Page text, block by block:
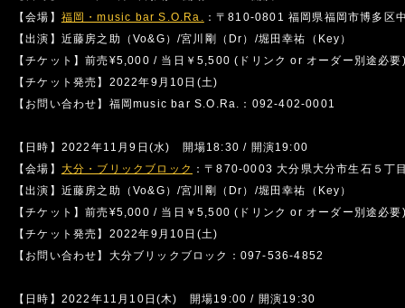
【会場】 福岡・music bar S.O.Ra. ：〒810-0801 福岡県福岡市博多区
【出演】近藤房之助（Vo&G）/宮川剛（Dr）/堀田幸祐（Key）
【チケット】前売¥5,000 / 当日￥5,500 (ドリンク or オーダー別途必要
【チケット発売】2022年9月10日(土)
【お問い合わせ】福岡music bar S.O.Ra.：092-402-0001
【日時】2022年11月9日(水) 開場18:30 / 開演19:00
【会場】 大分・ブリックブロック ：〒870-0003 大分県大分市生石５丁
【出演】近藤房之助（Vo&G）/宮川剛（Dr）/堀田幸祐（Key）
【チケット】前売¥5,000 / 当日￥5,500 (ドリンク or オーダー別途必要
【チケット発売】2022年9月10日(土)
【お問い合わせ】大分ブリックブロック：097-536-4852
【日時】2022年11月10日(木) 開場19:00 / 開演19:30